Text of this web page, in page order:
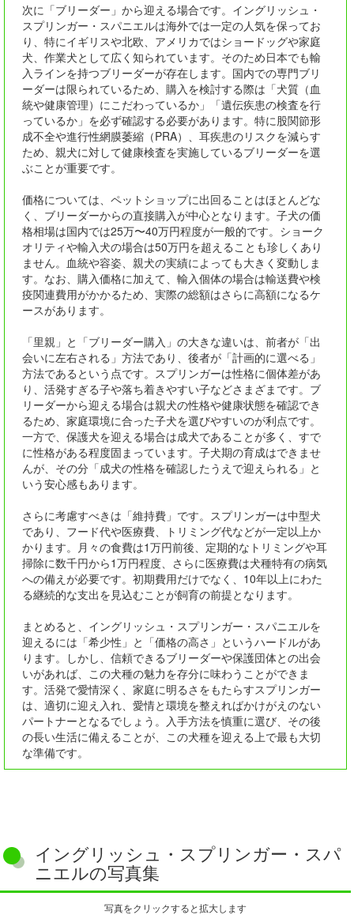
次に「ブリーダー」から迎える場合です。イングリッシュ・
スプリンガー・スパニエルは海外では一定の人気を保ってお
り、特にイギリスや北欧、アメリカではショードッグや家庭
犬、作業犬として広く知られています。そのため日本でも輸
入ラインを持つブリーダーが存在します。国内での専門ブリ
ーダーは限られているため、購入を検討する際は「犬質（血
統や健康管理）にこだわっているか」「遺伝疾患の検査を行
っているか」を必ず確認する必要があります。特に股関節形
成不全や進行性網膜萎縮（PRA）、耳疾患のリスクを減らす
ため、親犬に対して健康検査を実施しているブリーダーを選
ぶことが重要です。
価格については、ペットショップに出回ることはほとんどな
く、ブリーダーからの直接購入が中心となります。子犬の価
格相場は国内では25万〜40万円程度が一般的です。ショーク
オリティや輸入犬の場合は50万円を超えることも珍しくあり
ません。血統や容姿、親犬の実績によっても大きく変動しま
す。なお、購入価格に加えて、輸入個体の場合は輸送費や検
疫関連費用がかかるため、実際の総額はさらに高額になるケ
ースがあります。
「里親」と「ブリーダー購入」の大きな違いは、前者が「出
会いに左右される」方法であり、後者が「計画的に選べる」
方法であるという点です。スプリンガーは性格に個体差があ
り、活発すぎる子や落ち着きやすい子などさまざまです。ブ
リーダーから迎える場合は親犬の性格や健康状態を確認でき
るため、家庭環境に合った子犬を選びやすいのが利点です。
一方で、保護犬を迎える場合は成犬であることが多く、すで
に性格がある程度固まっています。子犬期の育成はできませ
んが、その分「成犬の性格を確認したうえで迎えられる」と
いう安心感もあります。
さらに考慮すべきは「維持費」です。スプリンガーは中型犬
であり、フード代や医療費、トリミング代などが一定以上か
かります。月々の食費は1万円前後、定期的なトリミングや耳
掃除に数千円から1万円程度、さらに医療費は犬種特有の病気
への備えが必要です。初期費用だけでなく、10年以上にわた
る継続的な支出を見込むことが飼育の前提となります。
まとめると、イングリッシュ・スプリンガー・スパニエルを
迎えるには「希少性」と「価格の高さ」というハードルがあ
ります。しかし、信頼できるブリーダーや保護団体との出会
いがあれば、この犬種の魅力を存分に味わうことができま
す。活発で愛情深く、家庭に明るさをもたらすスプリンガー
は、適切に迎え入れ、愛情と環境を整えればかけがえのない
パートナーとなるでしょう。入手方法を慎重に選び、その後
の長い生活に備えることが、この犬種を迎える上で最も大切
な準備です。
イングリッシュ・スプリンガー・スパ
ニエルの写真集
写真をクリックすると拡大します